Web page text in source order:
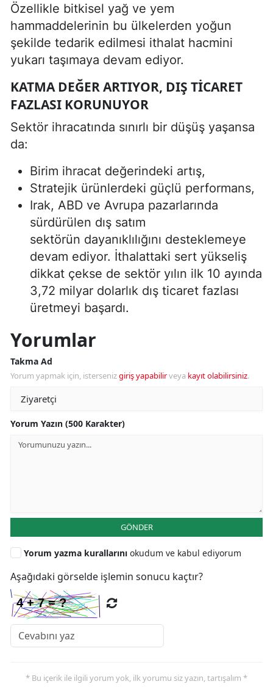
Özellikle bitkisel yağ ve yem
hammaddelerinin bu ülkelerden yoğun
şekilde tedarik edilmesi ithalat hacmini
yukarı taşımaya devam ediyor.
KATMA DEĞER ARTIYOR, DIŞ TICARET
FAZLASI KORUNUYOR
Sektör ihracatında sınırlı bir düşüş yaşansa
da:
Birim ihracat değerindeki artış,
Stratejik ürünlerdeki güçlü performans,
Irak, ABD ve Avrupa pazarlarında
sürdürülen dış satım
sektörün dayanıklılığını desteklemeye
devam ediyor. İthalattaki sert yükseliş
dikkat çekse de sektör yılın ilk 10 ayında
3,72 milyar dolarlık dış ticaret fazlası
üretmeyi başardı.
Yorumlar
Takma Ad
Yorum yapmak için, istersenizgiriş yapabilirveya kayıt olabilirsiniz.
Yorum Yazın (500 Karakter)
GÖNDER
Yorum yazma kurallarını okudum ve kabul ediyorum
Aşağıdaki görselde işlemin sonucu kaçtır?
* Bu içerik ile ilgili yorum yok, ilk yorumu siz yazın, tartışalım *